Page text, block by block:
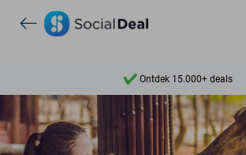
7 dagen per week beschikbaar
10+ miljoen leden
9,4